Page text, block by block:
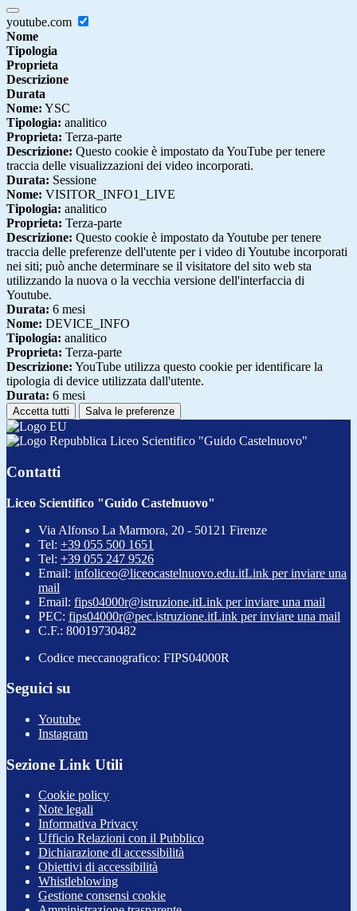
youtube.com
Nome
Tipologia
Proprieta
Descrizione
Durata
Nome: YSC
Tipologia: analitico
Proprieta: Terza-parte
Descrizione: Questo cookie è impostato da YouTube per tenere
traccia delle visualizzazioni dei video incorporati.
Durata: Sessione
Nome: VISITOR_INFO1_LIVE
Tipologia: analitico
Proprieta: Terza-parte
Descrizione: Questo cookie è impostato da Youtube per tenere
traccia delle preferenze dell'utente per i video di Youtube incorporati
nei siti; può anche determinare se il visitatore del sito web sta
utilizzando la nuova o la vecchia versione dell'interfaccia di
Youtube.
Durata: 6 mesi
Nome: DEVICE_INFO
Tipologia: analitico
Proprieta: Terza-parte
Descrizione: YouTube utilizza questo cookie per identificare la
tipologia di device utilizzata dall'utente.
Durata: 6 mesi
Accetta tutti Salva le preferenze
Liceo Scientifico "Guido Castelnuovo"
Contatti
Liceo Scientifico "Guido Castelnuovo"
Via Alfonso La Marmora, 20 - 50121 Firenze
Tel: +39 055 500 1651
Tel: +39 055 247 9526
Email: infoliceo@liceocastelnuovo.edu.itLink per inviare una
mail
Email: fips04000r@istruzione.itLink per inviare una mail
PEC: fips04000r@pec.istruzione.itLink per inviare una mail
C.F.: 80019730482
Codice meccanografico: FIPS04000R
Seguici su
Youtube
Instagram
Sezione Link Utili
Cookie policy
Note legali
Informativa Privacy
Ufficio Relazioni con il Pubblico
Dichiarazione di accessibilità
Obiettivi di accessibilità
Whistleblowing
Gestione consensi cookie